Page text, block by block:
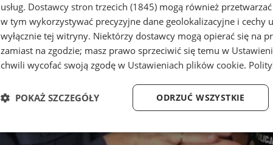
usług. Dostawcy stron trzecich (1845) mogą również
w tym wykorzystywać precyzyjne dane geolokalizacyjne i cechy
wyłącznie tej witryny. Niektórzy dostawcy mogą opierać się na
zamiast na zgodzie; masz prawo sprzeciwić się temu w
chwili wycofać swoją zgodę w Ustawieniach plików cookie.
ODRZUĆ WSZYSTKIE
POKAŻ SZCZEGÓŁY
Niezbędne Wydajność Targetowanie